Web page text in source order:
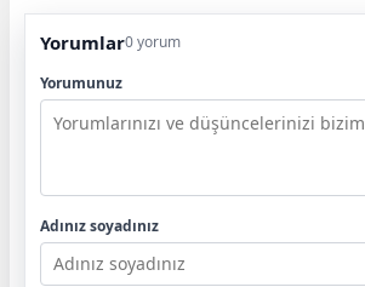
Yorumlar0 yorum
Yorumunuz
Adınız soyadınız